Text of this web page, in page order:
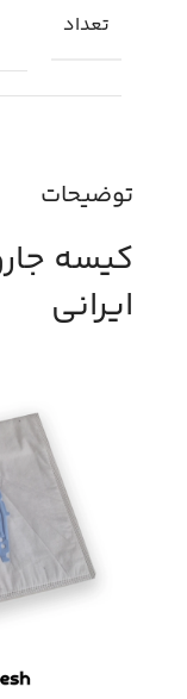
توضیحات
ایرانی
تعداد